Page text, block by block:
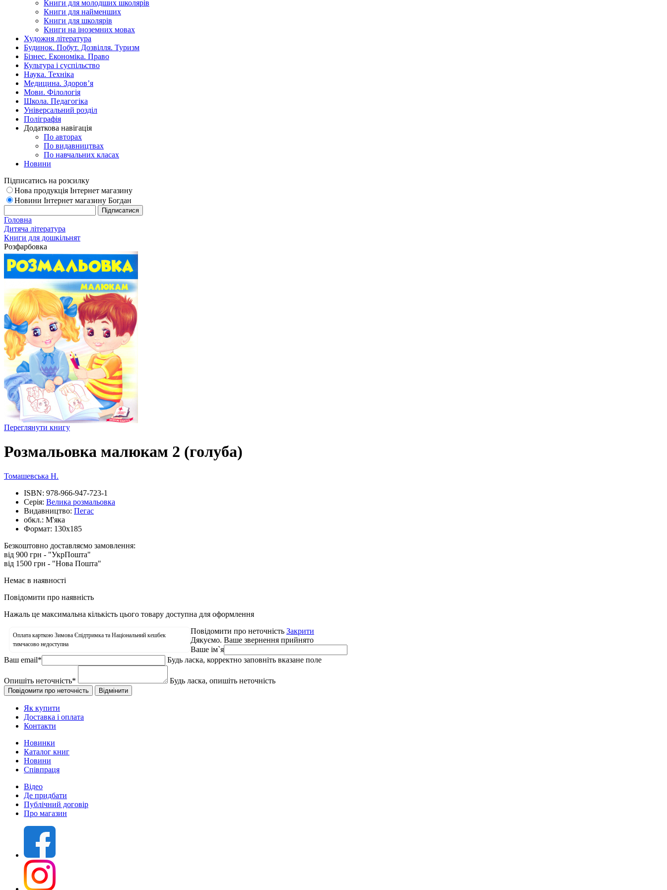
Книги для молодших школярів
Книги для найменших
Книги для школярів
Книги на іноземних мовах
Художня література
Будинок. Побут. Дозвілля. Туризм
Бізнес. Економіка. Право
Культура і суспільство
Наука. Техніка
Медицина. Здоров’я
Мови. Філологія
Школа. Педагогіка
Універсальний розділ
Поліграфія
Додаткова навігація
По авторах
По видавництвах
По навчальних класах
Новини
Підписатись на розсилку
Нова продукція Інтернет магазину
Новини Інтернет магазину Богдан
Головна
Дитяча література
Книги для дошкільнят
Розфарбовка
Переглянути книгу
Розмальовка малюкам 2 (голуба)
Томашевська Н.
ISBN: 978-966-947-723-1
Серія: Велика розмальовка
Видавництво: Пегас
обкл.: М'яка
Формат: 130х185
Безкоштовно доставляємо замовлення:
від 900 грн - "УкрПошта"
від 1500 грн - "Нова Пошта"
Немає в наявності
Повідомити про наявність
Нажаль це максимальна кількість цього товару доступна для оформлення
Оплата карткою Зимова Єпідтримка та Національний кешбек
тимчасово недоступна
Повідомити про неточність Закрити
Дякуємо. Ваше звернення прийнято
Ваше ім`я
Ваш email* Будь ласка, корректно заповніть вказане поле
Опишіть неточність* Будь ласка, опишіть неточність
Як купити
Доставка і оплата
Контакти
Новинки
Каталог книг
Новини
Співпраця
Відео
Де придбати
Публічний договір
Про магазин